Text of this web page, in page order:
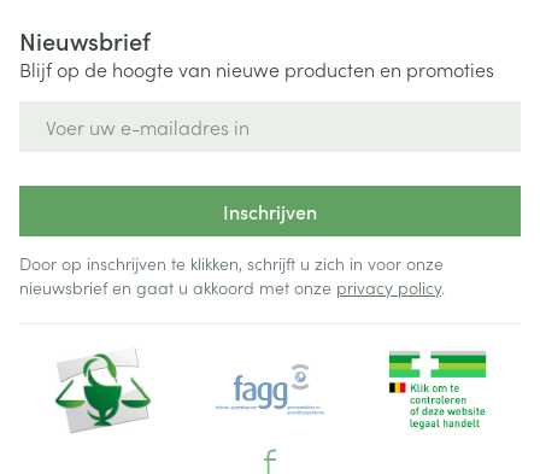
Nieuwsbrief
Blijf op de hoogte van nieuwe producten en promoties
Inschrijven
Door op inschrijven te klikken, schrijft u zich in voor onze
nieuwsbrief en gaat u akkoord met onze privacy policy.